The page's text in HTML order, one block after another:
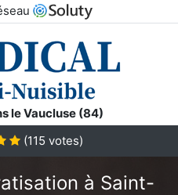
le Vaucluse (84)
(115 votes)
à Saint-